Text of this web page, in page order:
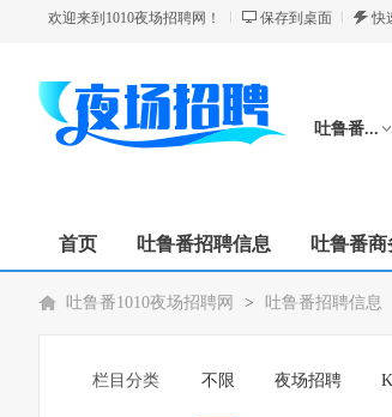
欢迎来到1010夜场招聘网！ 保存到桌面 快
吐鲁番...
首页 吐鲁番招聘信息 吐鲁番商
吐鲁番1010夜场招聘网 > 吐鲁番招聘信息
栏目分类 不限 夜场招聘